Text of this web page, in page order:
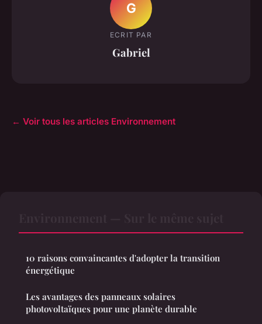
G
ECRIT PAR
Gabriel
← Voir tous les articles Environnement
10 raisons convaincantes d'adopter la transition
énergétique
Les avantages des panneaux solaires
photovoltaïques pour une planète durable